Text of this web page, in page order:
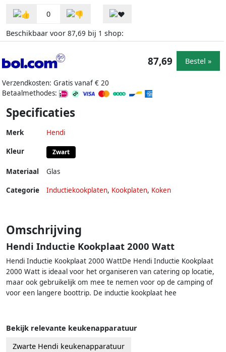
0
Beschikbaar voor 87,69 bij 1 shop:
Verzendkosten: Gratis vanaf € 20
Betaalmethodes:
87,69 Bestel »
Specificaties
Merk Hendi
Kleur Zwart
Materiaal Glas
Categorie Inductiekookplaten, Kookplaten, Koken
Omschrijving
Hendi Inductie Kookplaat 2000 Watt
Hendi Inductie Kookplaat 2000 WattDe Hendi Inductie Kookplaat
2000 Watt is ideaal voor het organiseren van catering op locatie,
maar ook gebruikelijk om mee te nemen voor op de camping of
voor een langere boottrip. De inductie kookplaat hee
Bekijk relevante keukenapparatuur
Zwarte Hendi keukenapparatuur